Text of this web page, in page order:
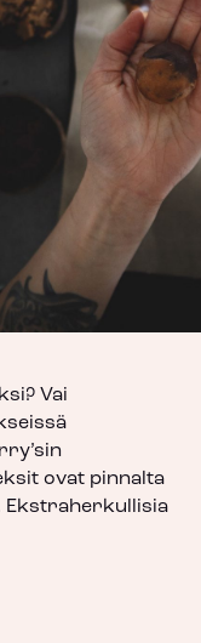
Vai
ovat pinnalta
Ekstraherkullisia